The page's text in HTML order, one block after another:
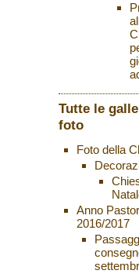
Tutte le
foto
Foto della
Anno
2016/2017